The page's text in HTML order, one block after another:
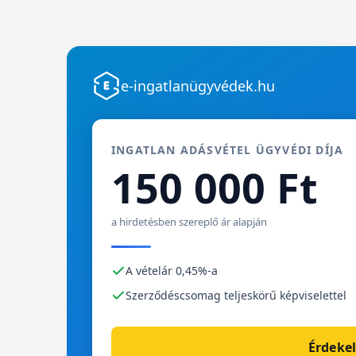
e-ingatlanügyvédek.hu
INGATLAN ADÁSVÉTEL ÜGYVÉDI DÍJA
150 000 Ft
a hirdetésben szereplő ár alapján
A vételár 0,45%-a
Szerződéscsomag teljeskörű képviselettel